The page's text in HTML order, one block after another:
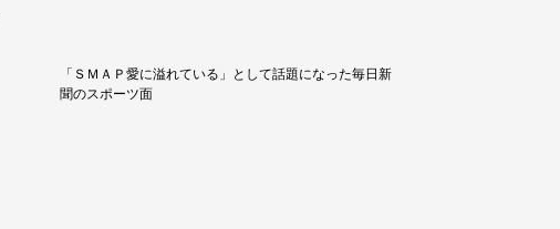
「ＳＭＡＰ愛に溢れている」として話題になった毎日新
聞のスポーツ面